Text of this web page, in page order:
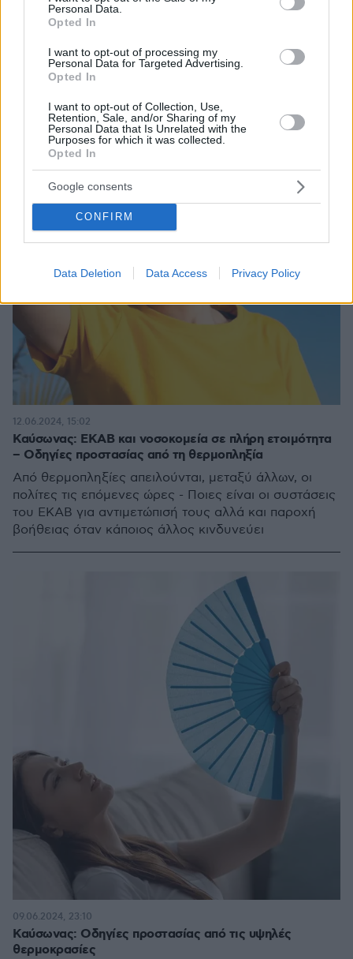
Personal Data.
Opted In
I want to opt-out of processing my
Personal Data for Targeted Advertising.
Opted In
I want to opt-out of Collection, Use,
Retention, Sale, and/or Sharing of my
Personal Data that Is Unrelated with the
Purposes for which it was collected.
Opted In
Google consents
CONFIRM
Data Deletion Data Access Privacy Policy
ευφλεκτότητας και δυσμενείς πυρομετεωρολογικές
Καύσωνας: ΕΚΑΒ και νοσοκομεία σε πλήρη ετοιμότητα
– Οδηγίες προστασίας από τη θερμοπληξία
Από θερμοπληξίες απειλούνται, μεταξύ άλλων, οι
πολίτες τις επόμενες ώρες - Ποιες είναι οι συστάσεις
του ΕΚΑΒ για αντιμετώπισή τους αλλά και παροχή
βοήθειας όταν κάποιος άλλος κινδυνεύει
12.06.2024, 15:02
Καύσωνας: Οδηγίες προστασίας από τις υψηλές
θερμοκρασίες
09.06.2024, 23:10